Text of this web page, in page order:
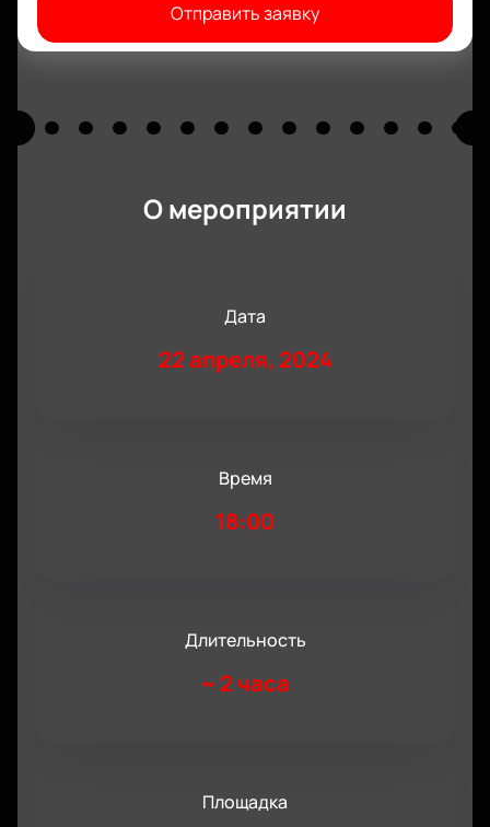
Отправить заявку
О мероприятии
Дата
22 апреля, 2024
Время
18:00
Длительность
~ 2 часа
Площадка